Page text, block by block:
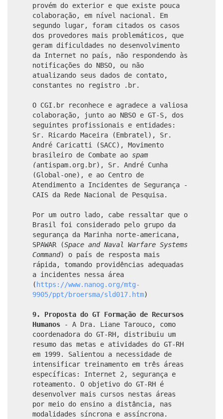
provém do exterior e que existe pouca
colaboração, em nível nacional. Em
segundo lugar, foram citados os casos
dos provedores mais problemáticos, que
geram dificuldades no desenvolvimento
da Internet no país, não respondendo às
notificações do NBSO, ou não
atualizando seus dados de contato,
constantes no registro .br.
O CGI.br reconhece e agradece a valiosa
colaboração, junto ao NBSO e GT-S, dos
seguintes profissionais e entidades:
Sr. Ricardo Maceira (Embratel), Sr.
André Caricatti (SACC), Movimento
brasileiro de Combate ao spam
(antispam.org.br),
Sr. André Cunha
(Global-one), e ao Centro de
Atendimento a Incidentes de Segurança -
CAIS da Rede Nacional de Pesquisa.
Por um outro lado, cabe ressaltar que o
Brasil foi considerado pelo grupo da
segurança da Marinha norte-americana,
SPAWAR (Space and Naval Warfare Systems
Command) o país de resposta mais
rápida, tomando providências adequadas
a incidentes nessa área
(https://www.nanog.org/mtg-
9905/ppt/broersma/sld017.htm)
9. Proposta do GT Formação de Recursos
Humanos
- A Dra. Liane Tarouco, como
coordenadora do GT-RH, distribuiu um
resumo das metas e atividades do GT-RH
em 1999. Salientou a necessidade de
intensificar treinamento em três áreas
específicas: Internet 2, segurança e
roteamento. O objetivo do GT-RH é
desenvolver mais cursos nestas áreas
por meio do ensino a distância, nas
modalidades síncrona e assíncrona.